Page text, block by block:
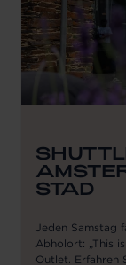
STAD
Jeden Samstag
Abholort: „This
Outlet. Erfahren